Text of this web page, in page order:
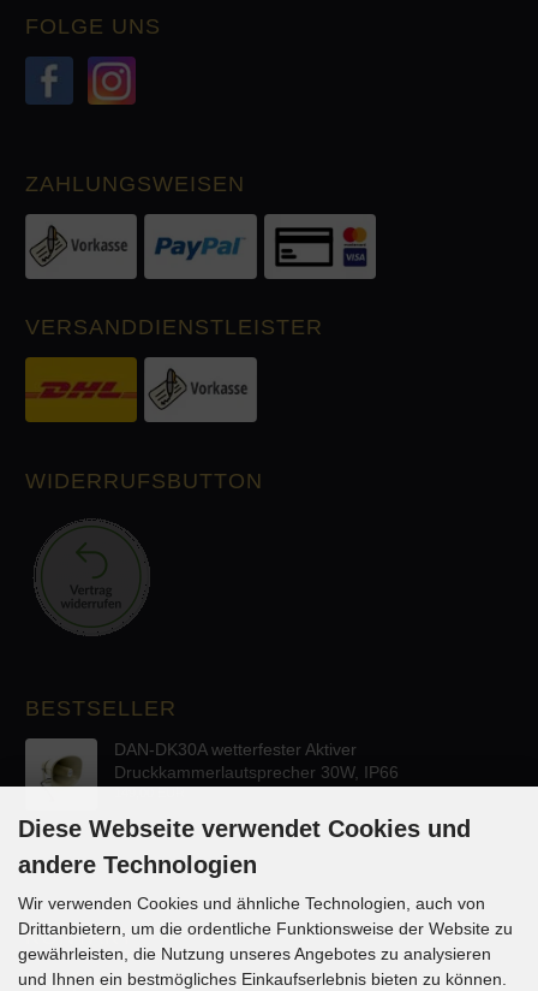
FOLGE UNS
ZAHLUNGSWEISEN
VERSANDDIENSTLEISTER
WIDERRUFSBUTTON
BESTSELLER
DAN-DK30A wetterfester Aktiver
Druckkammerlautsprecher 30W, IP66
KONTAKT
Lautsprecher-OnlineShop.de
Diese Webseite verwendet Cookies und
andere Technologien
Wir verwenden Cookies und ähnliche Technologien, auch von
Drittanbietern, um die ordentliche Funktionsweise der Website zu
gewährleisten, die Nutzung unseres Angebotes zu analysieren
und Ihnen ein bestmögliches Einkaufserlebnis bieten zu können.